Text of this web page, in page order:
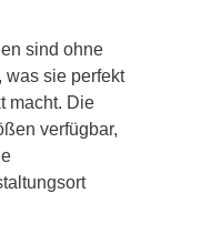
sind ohne
was sie perfekt
macht. Die
verfügbar,